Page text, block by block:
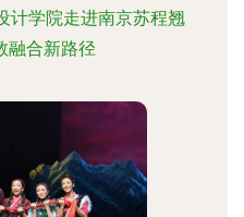
计学院走进南京苏程翘
融合新路径